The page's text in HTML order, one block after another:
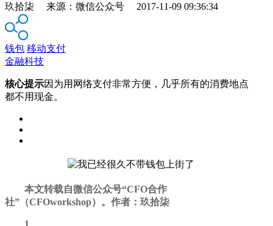
玖拾柒 来源：微信公众号 2017-11-09 09:36:34
钱包 移动支付
金融科技
核心提示因为用网络支付非常方便，几乎所有的消费地点
都不用现金。
本文转载自微信公众号“CFO合作
社”（CFOworkshop）。作者：玖拾柒
1